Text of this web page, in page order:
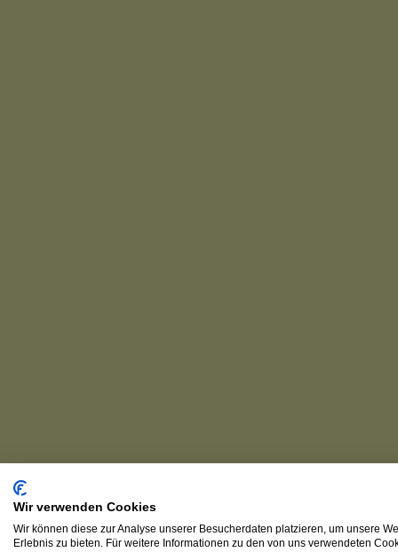
Wir verwenden Cookies
Wir können diese zur Analyse unserer Besucherdaten platzieren, um unsere
Erlebnis zu bieten. Für weitere Informationen zu den von uns verwendeten